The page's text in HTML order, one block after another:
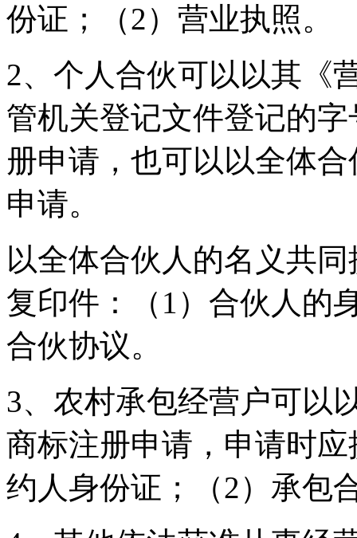
份证；（2）营业执照。
2、个人合伙可以以其《
管机关登记文件登记的
册申请，也可以以全体
申请。
以全体合伙人的名义共
复印件：（1）合伙人的
合伙协议。
3、农村承包经营户可以
商标注册申请，申请时
约人身份证；（2）承包